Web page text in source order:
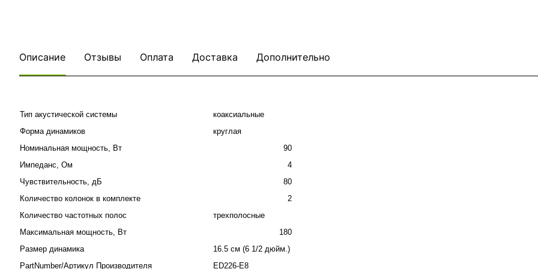
Описание Отзывы Оплата Доставка Дополнительно
Тип акустической системы
коаксиальные
Форма динамиков
круглая
Номинальная мощность, Вт
90
Импеданс, Ом
4
Чувствительность, дБ
80
Количество колонок в комплекте
2
Количество частотных полос
трехполосные
Максимальная мощность, Вт
180
Размер динамика
16.5 см (6 1/2 дюйм.)
PartNumber/Артикул Производителя
ED226-E8